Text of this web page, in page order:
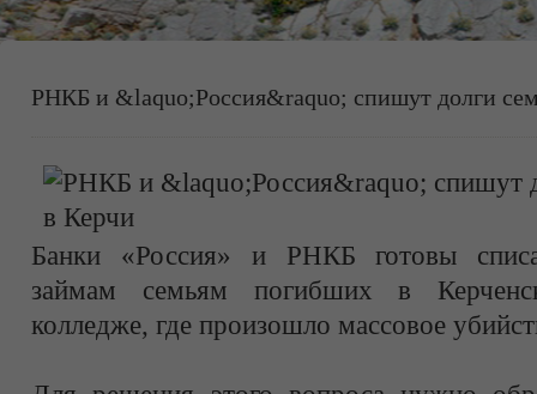
РНКБ и &laquo;Россия&raquo; спишут долги
Банки «Россия» и РНКБ готовы
займам семьям погибших в
колледже, где произошло массовое